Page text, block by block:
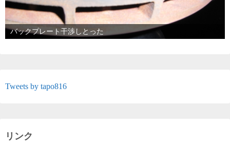
バックプレート干渉しとった
Tweets by tapo816
リンク